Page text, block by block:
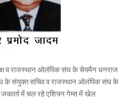
व राजस्थान ओलंपिक संघ के चेयमैन धनराज
के संयुक्त सचिव व राजस्थान ओलंपिक संघ के
जकार्ता में चल रहे एशियन गेम्स में खेल